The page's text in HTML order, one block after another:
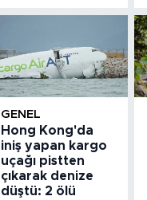
GENEL
Hong Kong'da
iniş yapan kargo
uçağı pistten
çıkarak denize
düştü: 2 ölü